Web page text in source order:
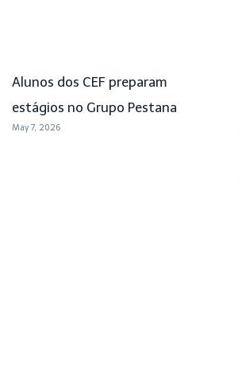
Alunos dos CEF preparam
estágios no Grupo Pestana
May 7, 2026